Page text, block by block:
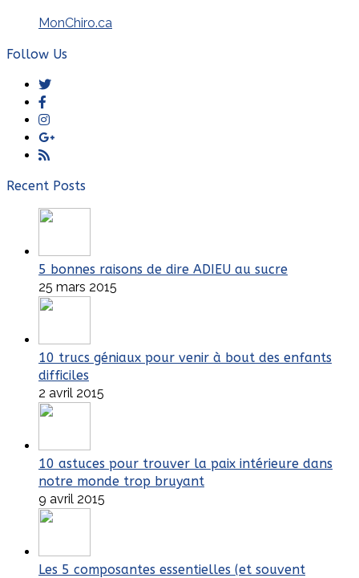
MonChiro.ca
Follow Us
Twitter
Instagram
GooglePlus
RSS
Recent Posts
5 bonnes raisons de dire ADIEU au sucre
25 mars 2015
10 trucs géniaux pour venir à bout des enfants
difficiles
2 avril 2015
10 astuces pour trouver la paix intérieure dans
notre monde trop bruyant
9 avril 2015
Les 5 composantes essentielles (et souvent